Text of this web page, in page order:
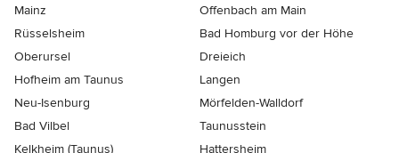
Mainz
Offenbach am Main
Rüsselsheim
Bad Homburg vor der Höhe
Oberursel
Dreieich
Hofheim am Taunus
Langen
Neu-Isenburg
Mörfelden-Walldorf
Bad Vilbel
Taunusstein
Kelkheim (Taunus)
Hattersheim